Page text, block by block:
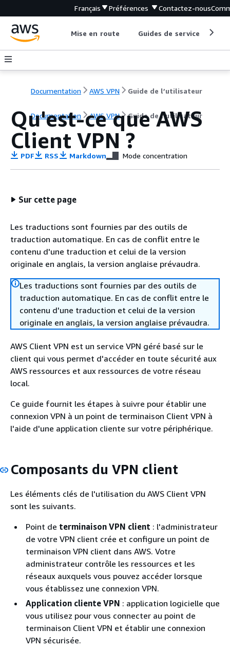
Français Préférences Contactez-nous
Mise en route Guides de service
Documentation AWS VPN Guide de l’utilisateur
Documentation AWS VPN Guide de l’utilisateur
Qu'est-ce que AWS
Client VPN ?
PDF RSS Markdown Mode concentration
Sur cette page
Les traductions sont fournies par des outils de
traduction automatique. En cas de conflit entre le
contenu d'une traduction et celui de la version
originale en anglais, la version anglaise prévaudra.
Les traductions sont fournies par des outils de
traduction automatique. En cas de conflit entre le
contenu d'une traduction et celui de la version
originale en anglais, la version anglaise prévaudra.
AWS Client VPN est un service VPN géré basé sur le
client qui vous permet d'accéder en toute sécurité aux
AWS ressources et aux ressources de votre réseau
local.
Ce guide fournit les étapes à suivre pour établir une
connexion VPN à un point de terminaison Client VPN à
l'aide d'une application cliente sur votre périphérique.
Composants du VPN client
Les éléments clés de l'utilisation du AWS Client VPN
sont les suivants.
Point de terminaison VPN client : l'administrateur
de votre VPN client crée et configure un point de
terminaison VPN client dans AWS. Votre
administrateur contrôle les ressources et les
réseaux auxquels vous pouvez accéder lorsque
vous établissez une connexion VPN.
Application cliente VPN : application logicielle que
vous utilisez pour vous connecter au point de
terminaison Client VPN et établir une connexion
VPN sécurisée.